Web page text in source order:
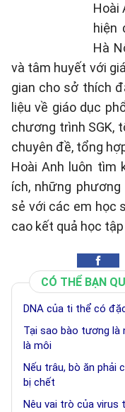
Hoài
hiện
Hà
và tâm huyết với
gian cho sở thích
liệu về giáo dục
chương trình SGK,
chuyên đề, tổng
Hoài Anh luôn tìm
ích, những
sẻ với các em học
cao kết quả học
CÓ THỂ BẠN
DNA của ti thể có
Tại sao bào tương là
là môi
Nếu trâu, bò ăn phải
bị chết
Nêu vai trò của virus